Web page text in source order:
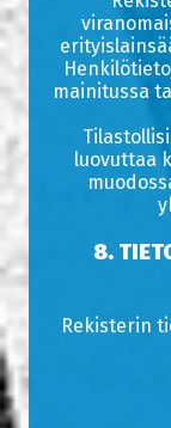
mainitussa
luovuttaa
8.
Rekisterin